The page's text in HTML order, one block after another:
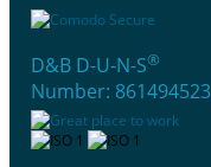
D&B D-U-N-S®
Number: 861494523